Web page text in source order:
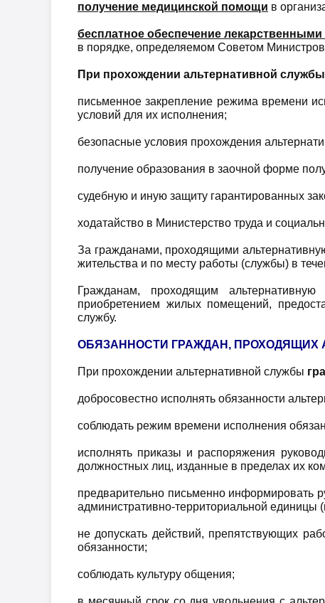
получение медицинской помощи в
бесплатное обеспечение лекарственными
в порядке, определяемом Советом
При прохождении альтернативной
письменное закрепление режима времени
условий для их исполнения;
безопасные условия прохождения
получение образования в заочной форме
судебную и иную защиту гарантированных
ходатайство в Министерство труда и
За гражданами, проходящими
жительства и по месту работы (службы) в
Гражданам, проходящим
приобретением жилых помещений,
службу.
ОБЯЗАННОСТИ ГРАЖДАН, ПРОХОДЯЩИХ
При прохождении альтернативной службы
добросовестно исполнять обязанности
соблюдать режим времени исполнения
исполнять приказы и распоряжения
должностных лиц, изданные в пределах их
предварительно письменно информировать
административно-территориальной единицы
не допускать действий, препятствующих
обязанности;
соблюдать культуру общения;